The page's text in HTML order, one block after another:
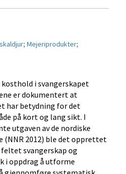
Mejeriprodukter;
i svangerskapet
er dokumentert at
har betydning for det
på kort og lang sikt. I
utgaven av de nordiske
2012) ble det opprettet
svangerskap og
i oppdrag å utforme